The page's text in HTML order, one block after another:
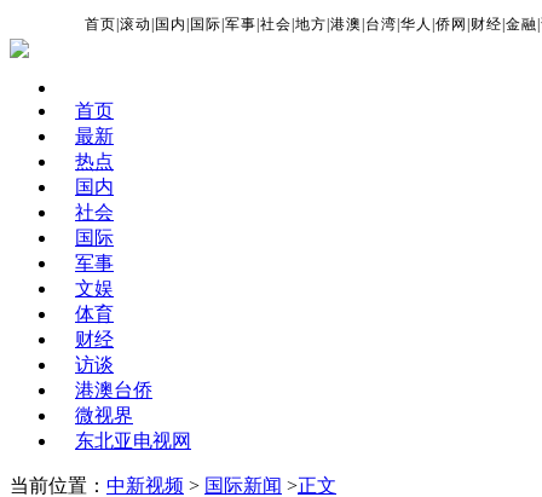
首页 |滚动 国内 国际 |军事 |社会 |地方 |港澳 台湾 |华人 |侨网 财经 |金融 |
首页
最新
热点
国内
社会
国际
军事
文娱
体育
财经
访谈
港澳台侨
微视界
东北亚电视网
当前位置： 中新视频 > 国际新闻 >正文